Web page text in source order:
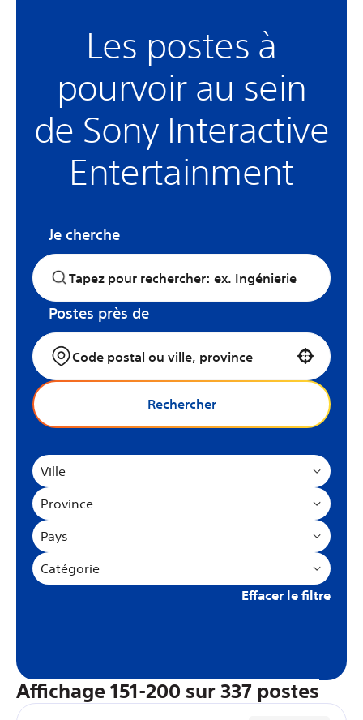
Les postes à
pourvoir au sein
de Sony Interactive
Entertainment
Je cherche
Postes près de
Use your location
Rechercher
Ville
Province
Pays
Catégorie
Effacer le filtre
Affichage 151-200 sur 337 postes